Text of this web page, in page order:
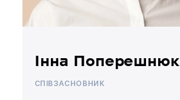
Інна Поперешнюк
СПІВЗАСНОВНИК